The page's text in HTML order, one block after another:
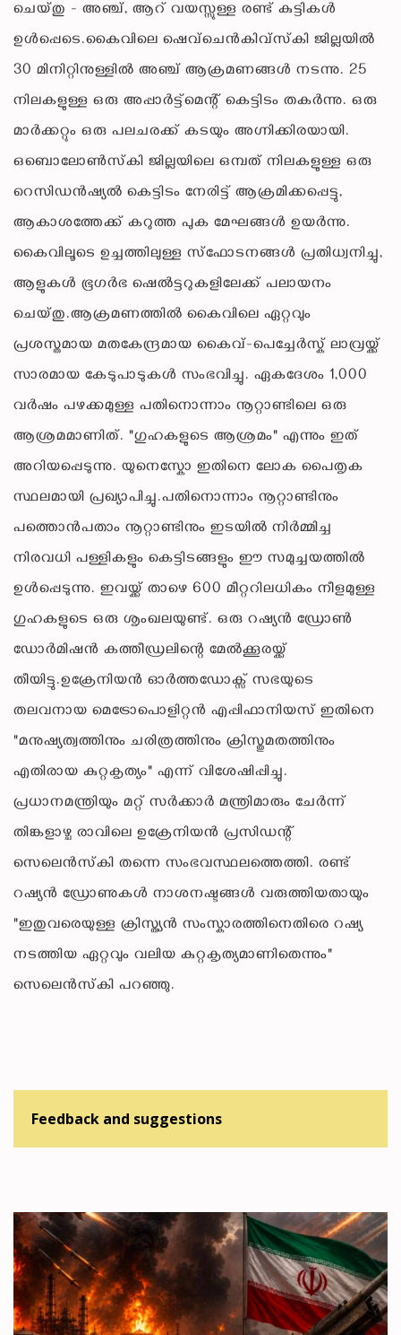
ചെയ്തു - അഞ്ച്, ആറ് വയസ്സുള്ള രണ്ട് കുട്ടികൾ
ഉൾപ്പെടെ.കൈവിലെ ഷെവ്‌ചെൻകിവ്‌സ്‌കി ജില്ലയിൽ
30 മിനിറ്റിനുള്ളിൽ അഞ്ച് ആക്രമണങ്ങൾ നടന്നു. 25
നിലകളുള്ള ഒരു അപ്പാർട്ട്മെന്റ് കെട്ടിടം തകർന്നു. ഒരു
മാർക്കറ്റും ഒരു പലചരക്ക് കടയും അഗ്നിക്കിരയായി.
ഒബൊലോൺസ്‌കി ജില്ലയിലെ ഒമ്പത് നിലകളുള്ള ഒരു
റെസിഡൻഷ്യൽ കെട്ടിടം നേരിട്ട് ആക്രമിക്കപ്പെട്ടു,
ആകാശത്തേക്ക് കറുത്ത പുക മേഘങ്ങൾ ഉയർന്നു.
കൈവിലൂടെ ഉച്ചത്തിലുള്ള സ്ഫോടനങ്ങൾ പ്രതിധ്വനിച്ചു,
ആളുകൾ ഭൂഗർഭ ഷെൽട്ടറുകളിലേക്ക് പലായനം
ചെയ്തു.ആക്രമണത്തിൽ കൈവിലെ ഏറ്റവും
പ്രശസ്തമായ മതകേന്ദ്രമായ കൈവ്-പെച്ചേർസ്ക് ലാവ്രയ്ക്ക്
സാരമായ കേടുപാടുകൾ സംഭവിച്ചു. ഏകദേശം 1,000
വർഷം പഴക്കമുള്ള പതിനൊന്നാം നൂറ്റാണ്ടിലെ ഒരു
ആശ്രമമാണിത്. "ഗുഹകളുടെ ആശ്രമം" എന്നും ഇത്
അറിയപ്പെടുന്നു. യുനെസ്കോ ഇതിനെ ലോക പൈതൃക
സ്ഥലമായി പ്രഖ്യാപിച്ചു.പതിനൊന്നാം നൂറ്റാണ്ടിനും
പത്തൊൻപതാം നൂറ്റാണ്ടിനും ഇടയിൽ നിർമ്മിച്ച
നിരവധി പള്ളികളും കെട്ടിടങ്ങളും ഈ സമുച്ചയത്തിൽ
ഉൾപ്പെടുന്നു. ഇവയ്ക്ക് താഴെ 600 മീറ്ററിലധികം നീളമുള്ള
ഗുഹകളുടെ ഒരു ശൃംഖലയുണ്ട്. ഒരു റഷ്യൻ ഡ്രോൺ
ഡോർമിഷൻ കത്തീഡ്രലിന്റെ മേൽക്കൂരയ്ക്ക്
തീയിട്ടു.ഉക്രേനിയൻ ഓർത്തഡോക്സ് സഭയുടെ
തലവനായ മെട്രോപൊളിറ്റൻ എപ്പിഫാനിയസ് ഇതിനെ
"മനുഷ്യത്വത്തിനും ചരിത്രത്തിനും ക്രിസ്തുമതത്തിനും
എതിരായ കുറ്റകൃത്യം" എന്ന് വിശേഷിപ്പിച്ചു.
പ്രധാനമന്ത്രിയും മറ്റ് സർക്കാർ മന്ത്രിമാരും ചേർന്ന്
തിങ്കളാഴ്ച രാവിലെ ഉക്രേനിയൻ പ്രസിഡന്റ്
സെലെൻസ്‌കി തന്നെ സംഭവസ്ഥലത്തെത്തി. രണ്ട്
റഷ്യൻ ഡ്രോണുകൾ നാശനഷ്ടങ്ങൾ വരുത്തിയതായും
"ഇതുവരെയുള്ള ക്രിസ്ത്യൻ സംസ്കാരത്തിനെതിരെ റഷ്യ
നടത്തിയ ഏറ്റവും വലിയ കുറ്റകൃത്യമാണിതെന്നും"
സെലെൻസ്‌കി പറഞ്ഞു.
Feedback and suggestions